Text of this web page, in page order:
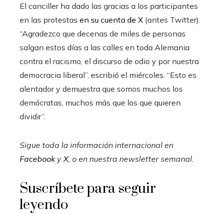
El canciller ha dado las gracias a los participantes
en las protestas en su cuenta de X (antes Twitter).
“Agradezco que decenas de miles de personas
salgan estos días a las calles en toda Alemania
contra el racismo, el discurso de odio y por nuestra
democracia liberal”, escribió el miércoles. “Esto es
alentador y demuestra que somos muchos los
demócratas, muchos más que los que quieren
dividir”.
Sigue toda la información internacional en
Facebooky X, o en nuestra newsletter semanal
Suscríbete para seguir
leyendo